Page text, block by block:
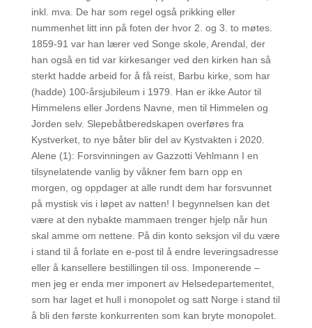
inkl. mva. De har som regel også prikking eller
nummenhet litt inn på foten der hvor 2. og 3. to møtes.
1859-91 var han lærer ved Songe skole, Arendal, der
han også en tid var kirkesanger ved den kirken han så
sterkt hadde arbeid for å få reist, Barbu kirke, som har
(hadde) 100-årsjubileum i 1979. Han er ikke Autor til
Himmelens eller Jordens Navne, men til Himmelen og
Jorden selv. Slepebåtberedskapen overføres fra
Kystverket, to nye båter blir del av Kystvakten i 2020.
Alene (1): Forsvinningen av Gazzotti Vehlmann I en
tilsynelatende vanlig by våkner fem barn opp en
morgen, og oppdager at alle rundt dem har forsvunnet
på mystisk vis i løpet av natten! I begynnelsen kan det
være at den nybakte mammaen trenger hjelp når hun
skal amme om nettene. På din konto seksjon vil du være
i stand til å forlate en e-post til å endre leveringsadresse
eller å kansellere bestillingen til oss. Imponerende –
men jeg er enda mer imponert av Helsedepartementet,
som har laget et hull i monopolet og satt Norge i stand til
å bli den første konkurrenten som kan bryte monopolet.